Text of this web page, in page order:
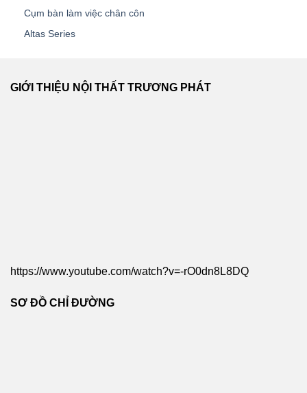
Cụm bàn làm việc chân côn
Altas Series
GIỚI THIỆU NỘI THẤT TRƯƠNG PHÁT
https://www.youtube.com/watch?v=-rO0dn8L8DQ
SƠ ĐỒ CHỈ ĐƯỜNG